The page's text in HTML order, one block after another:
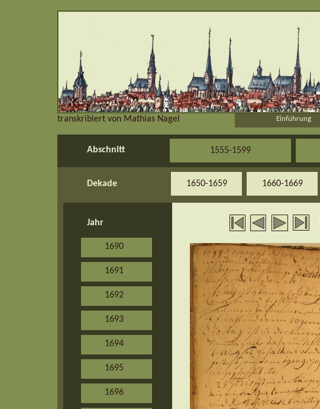
transkribiert von Mathias Nagel Einführung
Abschnitt 1555-1599
Dekade 1650-1659 1660-1669
Jahr
1690
1691
1692
1693
1694
1695
1696